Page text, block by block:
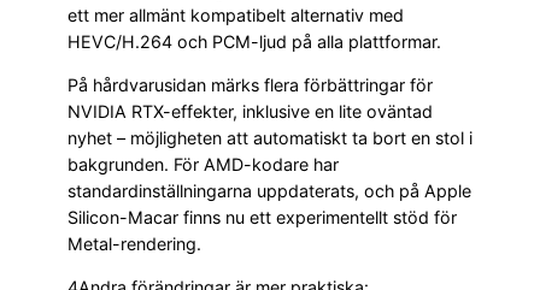
ett mer allmänt kompatibelt alternativ med
HEVC/H.264 och PCM-ljud på alla plattformar.
På hårdvarusidan märks flera förbättringar för
NVIDIA RTX-effekter, inklusive en lite oväntad
nyhet – möjligheten att automatiskt ta bort en stol i
bakgrunden. För AMD-kodare har
standardinställningarna uppdaterats, och på Apple
Silicon-Macar finns nu ett experimentellt stöd för
Metal-rendering.